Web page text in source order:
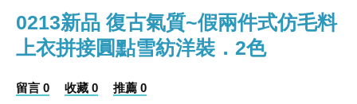
0213新品 復古氣質~假兩件式仿毛料
上衣拼接圓點雪紡洋裝．2色
留言 0 收藏 0 推薦 0